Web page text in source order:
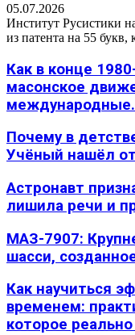
05.07.2026
Институт Русистики
из патента на 55
Как в конце
масонское
Почему в
Учёный нашёл
Астронавт
лишила речи и
МАЗ-7907:
шасси,
Как научиться
временем:
которое